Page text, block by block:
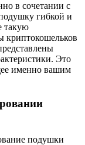
в сочетании с
гибкой и
такую
криптокошельков
Это
именно вашим
подушки